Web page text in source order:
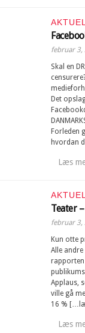
februar 3,
Skal en
Det
Forleden
hvordan
Læs
Teater
februar 3,
Kun otte
Alle
rapporten
Applaus,
ville gå
16 %
Læs